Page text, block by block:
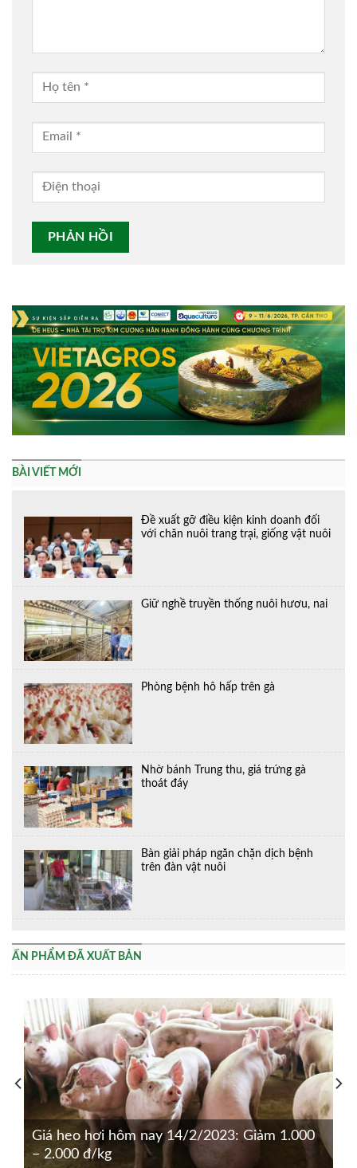
BÀI VIẾT MỚI
Đề xuất gỡ điều kiện kinh doanh đối
với chăn nuôi trang trại, giống vật nuôi
Giữ nghề truyền thống nuôi hươu, nai
Phòng bệnh hô hấp trên gà
Nhờ bánh Trung thu, giá trứng gà
thoát đáy
Bàn giải pháp ngăn chặn dịch bệnh
trên đàn vật nuôi
ẤN PHẨM ĐÃ XUẤT BẢN
Giá heo hơi hôm nay 14/2/2023: Giảm 1.000
– 2.000 đ/kg